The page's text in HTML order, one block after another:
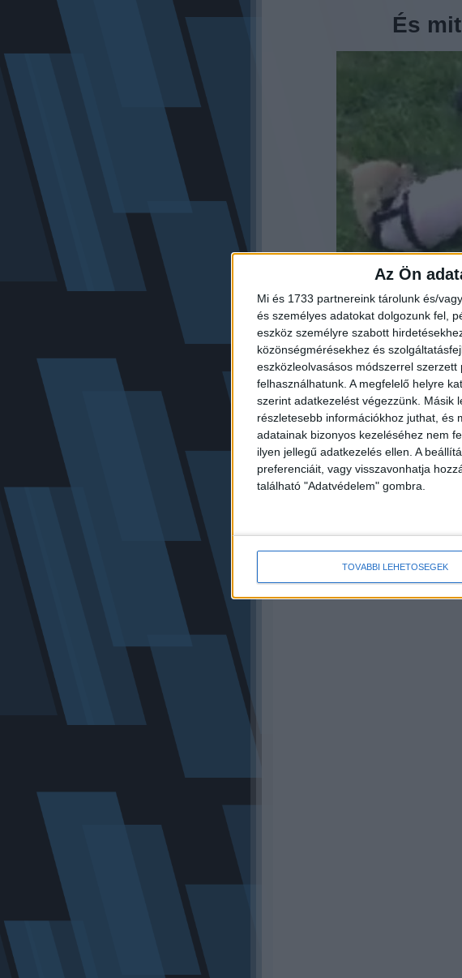
Az Ön
Mi és 1733 partnereink tárolunk és/
és személyes adatokat dolgozunk fel,
eszköz személyre szabott
közönségmérésekhez és
eszközleolvasásos módszerrel
felhasználhatunk. A megfelelő helyre
szerint adatkezelést végezzünk. Másik
részletesebb információkhoz juthat, és
adatainak bizonyos kezeléséhez nem
ilyen jellegű adatkezelés ellen. A
preferenciáit, vagy visszavonhatja
található "Adatvédelem" gombra.
TOVÁBBI LEHETŐSÉGEK
És
Vega csak lazítani szeretett
odanyújtotta, hogy jelezze,
nagyobbik kutya felvette az
is borult. Visszanyerte
néhányat a járdán.
Hirdetés